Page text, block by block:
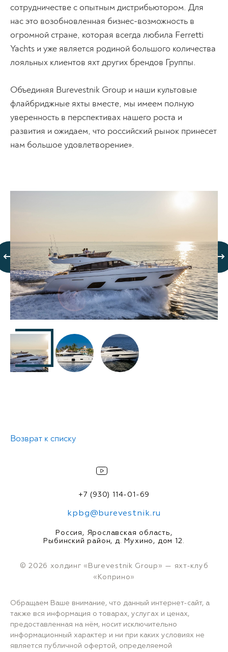
сотрудничестве с опытным дистрибьютором. Для
нас это возобновленная бизнес-возможность в
огромной стране, которая всегда любила Ferretti
Yachts и уже является родиной большого количества
лояльных клиентов яхт других брендов Группы.
Объединяя Burevestnik Group и наши культовые
флайбриджные яхты вместе, мы имеем полную
уверенность в перспективах нашего роста и
развития и ожидаем, что российский рынок принесет
нам большое удовлетворение».
Возврат к списку
+7 (930) 114-01-69
kpbg@burevestnik.ru
Россия, Ярославская область,
Рыбинский район, д. Мухино, дом 12.
© 2026 холдинг «Burevestnik Group» — яхт-клуб
«Коприно»
Обращаем Ваше внимание, что данный интернет-сайт, а
также вся информация о товарах, услугах и ценах,
предоставленная на нём, носит исключительно
информационный характер и ни при каких условиях не
является публичной офертой, определяемой